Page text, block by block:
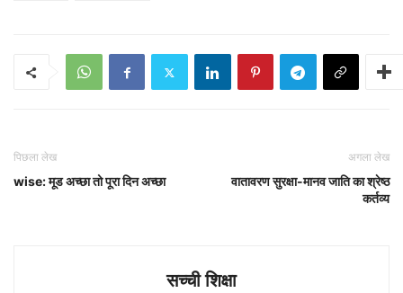
पिछला लेख
wise: मूड अच्छा तो पूरा दिन अच्छा
अगला लेख
वातावरण सुरक्षा-मानव जाति का श्रेष्ठ
कर्तव्य
सच्ची शिक्षा